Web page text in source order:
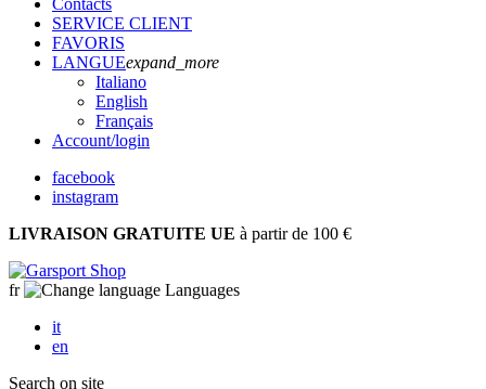
Contacts
SERVICE CLIENT
FAVORIS
LANGUEexpand_more
Italiano
English
Français
Account/login
facebook
instagram
LIVRAISON GRATUITE UE à partir de 100 €
fr
Languages
it
en
Search on site